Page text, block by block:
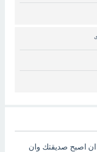
ان اصبح صديقتك وان